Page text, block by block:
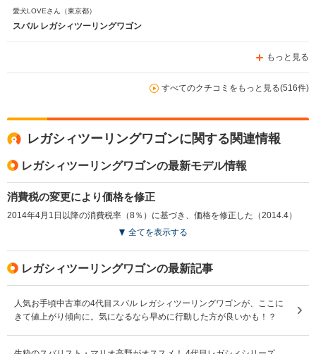
一世を風靡したワゴンは生産終了となりました。でも私は
このＢＨ系レガシィを大切にいつまでも乗り続けます。レ
ガシィツーリングワゴンは永遠です!
愛犬LOVEさん （東京都）
スバル レガシィツーリングワゴン
もっと見る
すべてのクチコミをもっと見る(516件)
レガシィツーリングワゴンに関する関連情報
レガシィツーリングワゴンの最新モデル情報
消費税の変更により価格を修正
2014年4月1日以降の消費税率（8％）に基づき、価格を修正した（2014.4）
全てを表示する
レガシィツーリングワゴンの最新記事
人気お手頃中古車の4代目スバル レガシィツーリングワゴンが、ここに
きて値上がり傾向に。気になるなら早めに行動した方が良いかも！？